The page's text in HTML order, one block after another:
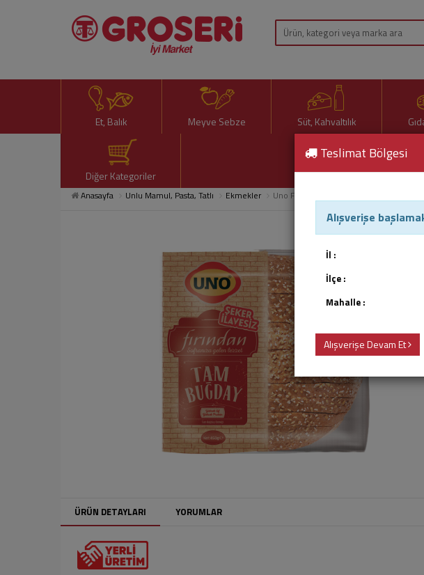
Et, Balık Meyve Sebze Süt, Kahvaltılık
Diğer Kategoriler
Anasayfa Unlu Mamul, Pasta, Tatlı Ekmekler Uno Fırından Tam Buğday Ekmeği 450 Gr
ÜRÜN DETAYLARI YORUMLAR
Teslimat Bölgesi
Alışverişe
İl :
İlçe :
Mahalle :
Alışverişe Devam Et